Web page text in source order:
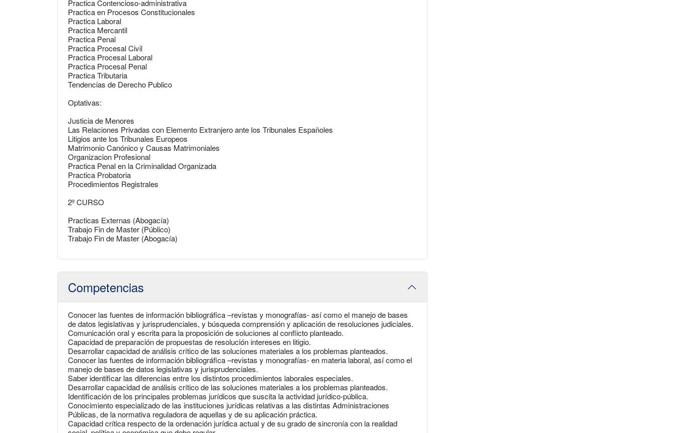
Practica Contencioso-administrativa
Practica en Procesos Constitucionales
Practica Laboral
Practica Mercantil
Practica Penal
Practica Procesal Civil
Practica Procesal Laboral
Practica Procesal Penal
Practica Tributaria
Tendencias de Derecho Publico
Optativas:
Justicia de Menores
Las Relaciones Privadas con Elemento Extranjero ante los Tribunales Españoles
Litigios ante los Tribunales Europeos
Matrimonio Canónico y Causas Matrimoniales
Organizacion Profesional
Practica Penal en la Criminalidad Organizada
Practica Probatoria
Procedimientos Registrales
2º CURSO
Practicas Externas (Abogacía)
Trabajo Fin de Master (Público)
Trabajo Fin de Master (Abogacía)
Competencias
Conocer las fuentes de información bibliográfica –revistas y monografías- así como el manejo de bases
de datos legislativas y jurisprudenciales, y búsqueda comprensión y aplicación de resoluciones judiciales.
Comunicación oral y escrita para la proposición de soluciones al conflicto planteado.
Capacidad de preparación de propuestas de resolución intereses en litigio.
Desarrollar capacidad de análisis crítico de las soluciones materiales a los problemas planteados.
Conocer las fuentes de información bibliográfica –revistas y monografías- en materia laboral, así como el
manejo de bases de datos legislativas y jurisprudenciales.
Saber identificar las diferencias entre los distintos procedimientos laborales especiales.
Desarrollar capacidad de análisis crítico de las soluciones materiales a los problemas planteados.
Identificación de los principales problemas jurídicos que suscita la actividad jurídico-pública.
Conocimiento especializado de las instituciones jurídicas relativas a las distintas Administraciones
Públicas, de la normativa reguladora de aquellas y de su aplicación práctica.
Capacidad crítica respecto de la ordenación jurídica actual y de su grado de sincronía con la realidad